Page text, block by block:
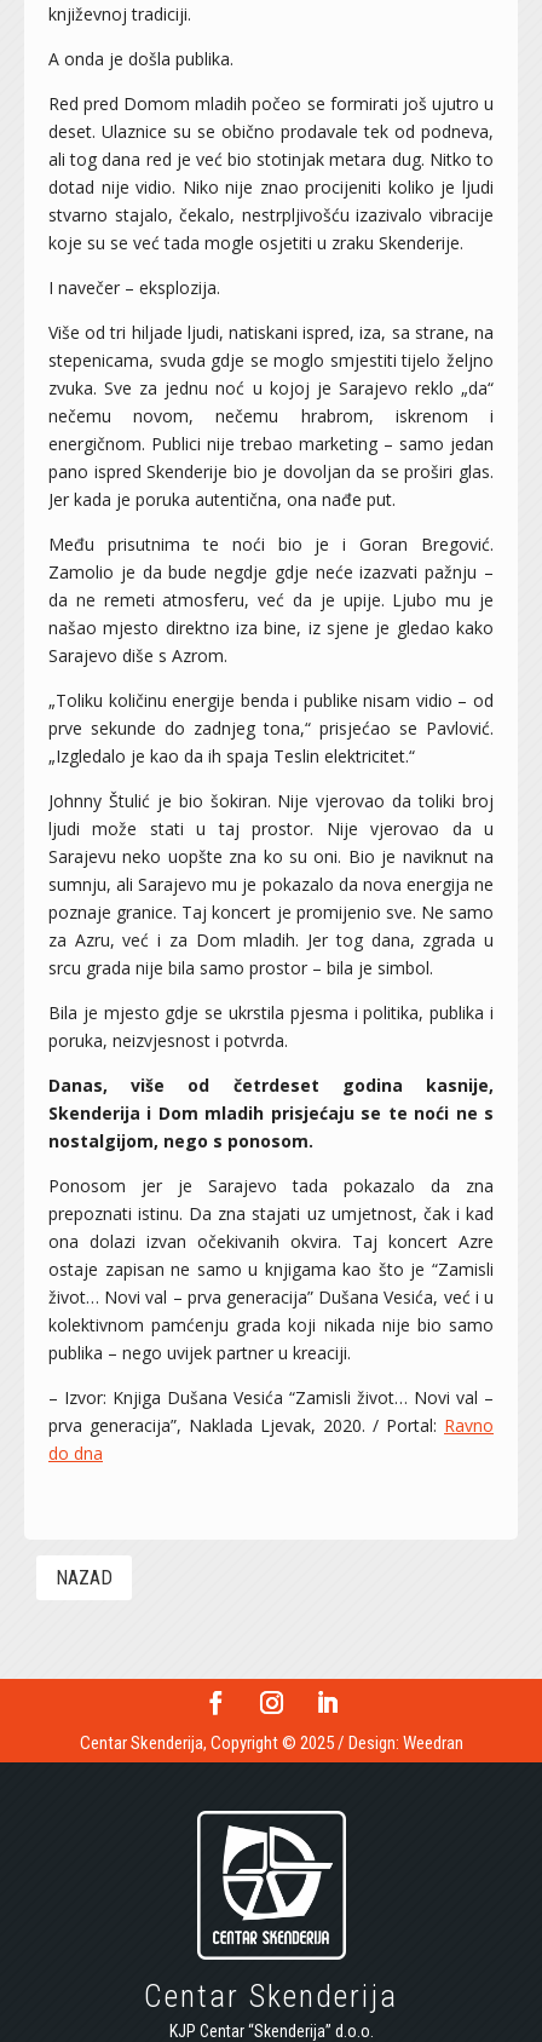
književnoj tradiciji.
A onda je došla publika.
Red pred Domom mladih počeo se formirati još ujutro u
deset. Ulaznice su se obično prodavale tek od podneva,
ali tog dana red je već bio stotinjak metara dug. Nitko to
dotad nije vidio. Niko nije znao procijeniti koliko je ljudi
stvarno stajalo, čekalo, nestrpljivošću izazivalo vibracije
koje su se već tada mogle osjetiti u zraku Skenderije.
I navečer – eksplozija.
Više od tri hiljade ljudi, natiskani ispred, iza, sa strane, na
stepenicama, svuda gdje se moglo smjestiti tijelo željno
zvuka. Sve za jednu noć u kojoj je Sarajevo reklo „da“
nečemu novom, nečemu hrabrom, iskrenom i
energičnom. Publici nije trebao marketing – samo jedan
pano ispred Skenderije bio je dovoljan da se proširi glas.
Jer kada je poruka autentična, ona nađe put.
Među prisutnima te noći bio je i Goran Bregović.
Zamolio je da bude negdje gdje neće izazvati pažnju –
da ne remeti atmosferu, već da je upije. Ljubo mu je
našao mjesto direktno iza bine, iz sjene je gledao kako
Sarajevo diše s Azrom.
„Toliku količinu energije benda i publike nisam vidio – od
prve sekunde do zadnjeg tona,“ prisjećao se Pavlović.
„Izgledalo je kao da ih spaja Teslin elektricitet.“
Johnny Štulić je bio šokiran. Nije vjerovao da toliki broj
ljudi može stati u taj prostor. Nije vjerovao da u
Sarajevu neko uopšte zna ko su oni. Bio je naviknut na
sumnju, ali Sarajevo mu je pokazalo da nova energija ne
poznaje granice. Taj koncert je promijenio sve. Ne samo
za Azru, već i za Dom mladih. Jer tog dana, zgrada u
srcu grada nije bila samo prostor – bila je simbol.
Bila je mjesto gdje se ukrstila pjesma i politika, publika i
poruka, neizvjesnost i potvrda.
Danas, više od četrdeset godina kasnije,
Skenderija i Dom mladih prisjećaju se te noći ne s
nostalgijom, nego s ponosom.
Ponosom jer je Sarajevo tada pokazalo da zna
prepoznati istinu. Da zna stajati uz umjetnost, čak i kad
ona dolazi izvan očekivanih okvira. Taj koncert Azre
ostaje zapisan ne samo u knjigama kao što je “Zamisli
život… Novi val – prva generacija” Dušana Vesića, već i u
kolektivnom pamćenju grada koji nikada nije bio samo
publika – nego uvijek partner u kreaciji.
– Izvor: Knjiga Dušana Vesića “Zamisli život… Novi val –
prva generacija”, Naklada Ljevak, 2020. / Portal: Ravno
do dna
NAZAD
Centar Skenderija, Copyright © 2025 / Design: Weedran
Centar Skenderija
KJP Centar “Skenderija” d.o.o.